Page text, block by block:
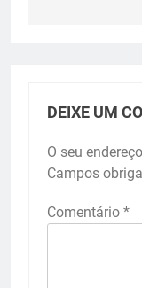
DEIXE UM
O seu
Campos
Comentário *